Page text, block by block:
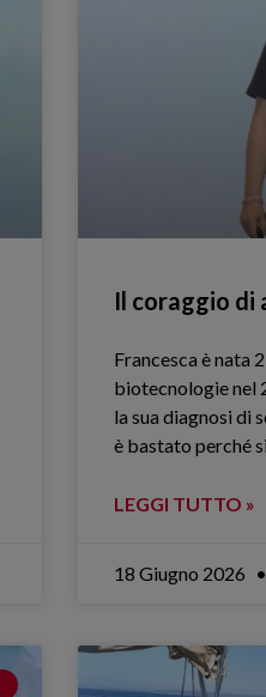
Il coraggio di
Francesca è nata
biotecnologie nel
la sua diagnosi di
è bastato perché
LEGGI TUTTO »
18 Giugno 2026